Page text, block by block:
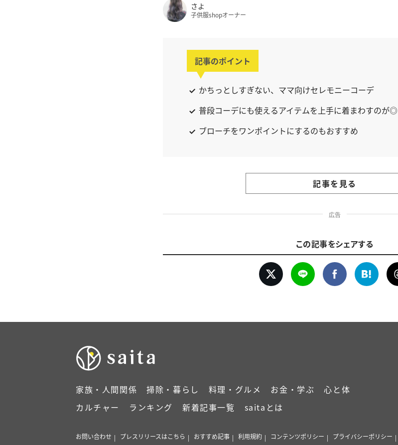
さよ
子供服shopオーナー
記事のポイント
かちっとしすぎない、ママ向けセレモニーコーデ
普段コーデにも使えるアイテムを上手に着まわすのが◎
ブローチをワンポイントにするのもおすすめ
記事を見る
広告
この記事をシェアする
家族・人間関係 掃除・暮らし 料理・グルメ お金・学ぶ
心と体
カルチャー
ランキング 新着記事一覧 saitaとは
お問い合わせ プレスリリースはこちら おすすめ記事 利用規約 コンテンツポリシー プライバシーポリシー